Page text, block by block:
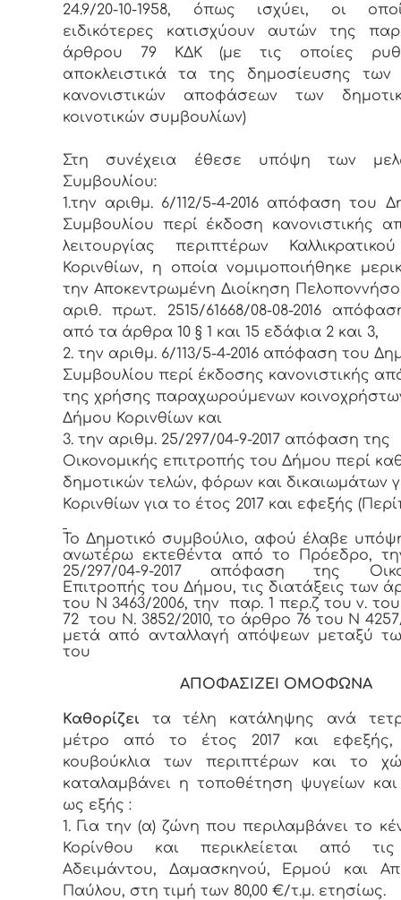
24.9/20-10-1958, όπως ισχύει, οι
ειδικότερες κατισχύουν αυτών της
άρθρου 79 ΚΔΚ (με τις οποίες
αποκλειστικά τα της δημοσίευσης των
κανονιστικών αποφάσεων των
κοινοτικών συμβουλίων)
Στη συνέχεια έθεσε υπόψη των
Συμβουλίου:
1.την αριθμ. 6/112/5-4-2016 απόφαση του
Συμβουλίου περί έκδοση κανονιστικής
λειτουργίας περιπτέρων
Κορινθίων, η οποία νομιμοποιήθηκε
την Αποκεντρωμένη Διοίκηση
αριθ. πρωτ. 2515/61668/08-08-2016
από τα άρθρα 10 § 1 και 15 εδάφια 2 και 3,
2. την αριθμ. 6/113/5-4-2016 απόφαση του
Συμβουλίου περί έκδοσης κανονιστικής
της χρήσης παραχωρούμενων
Δήμου Κορινθίων και
3. την αριθμ. 25/297/04-9-2017 απόφαση της
Οικονομικής επιτροπής του Δήμου περί
δημοτικών τελών, φόρων και δικαιωμάτων
Κορινθίων για το έτος 2017 και εφεξής
Το Δημοτικό συμβούλιο, αφού έλαβε
ανωτέρω εκτεθέντα από το Πρόεδρο,
25/297/04-9-2017 απόφαση της
Επιτροπής του Δήμου, τις διατάξεις των
του Ν 3463/2006, την παρ. 1 περ.ζ του ν.
72 του Ν. 3852/2010, το άρθρο 76 του Ν
μετά από ανταλλαγή απόψεων μεταξύ
του
ΑΠΟΦΑΣΙΖΕΙ ΟΜΟΦΩΝΑ
Καθορίζει τα τέλη κατάληψης ανά
μέτρο από το έτος 2017 και
κουβούκλια των περιπτέρων και το
καταλαμβάνει η τοποθέτηση ψυγείων
ως εξής :
1. Για την (α) ζώνη που περιλαμβάνει το
Κορίνθου και περικλείεται από
Αδειμάντου, Δαμασκηνού, Ερμού και
Παύλου, στη τιμή των 80,00 €/τ.μ. ετησίως.